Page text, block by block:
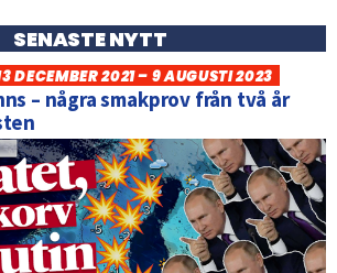
SENASTE NYTT
DECEMBER 2021 – 9 AUGUSTI 2023
– några smakprov från två år